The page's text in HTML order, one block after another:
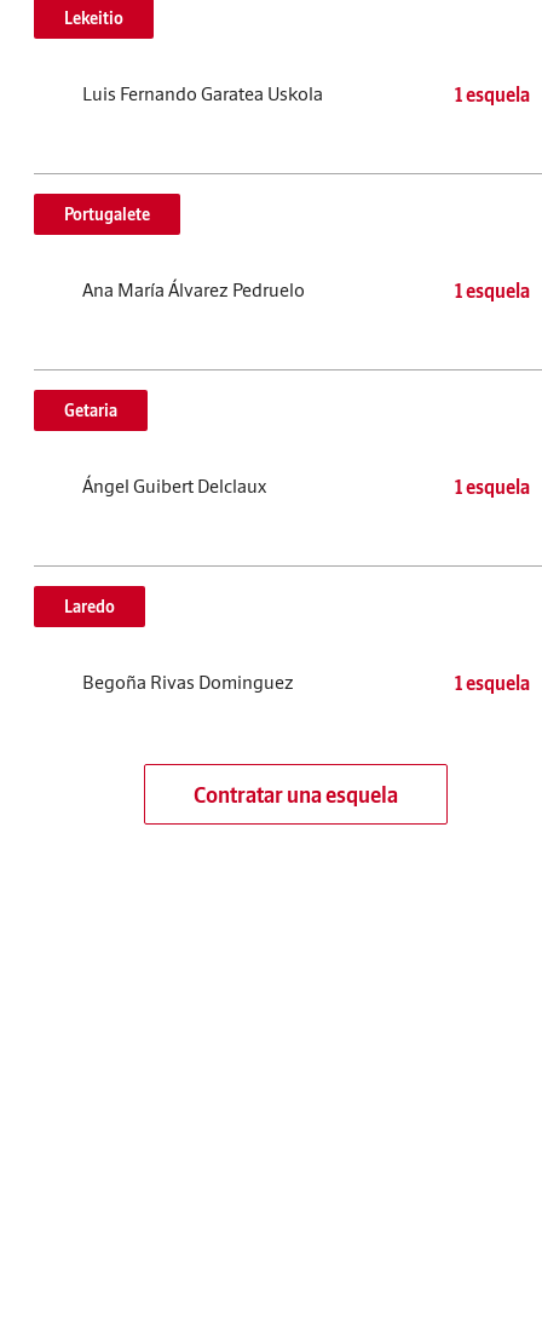
Lekeitio
Luis Fernando Garatea Uskola 1 esquela
Portugalete
Ana María Álvarez Pedruelo 1 esquela
Getaria
Ángel Guibert Delclaux 1 esquela
Laredo
Begoña Rivas Dominguez 1 esquela
Contratar una esquela